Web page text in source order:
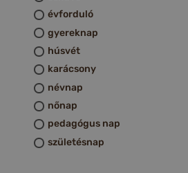
évforduló
gyereknap
húsvét
karácsony
névnap
nőnap
pedagógus nap
születésnap